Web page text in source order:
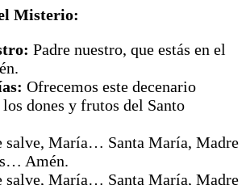
Misterio:
Padre nuestro, que estás en el
Ofrecemos este decenario
dones y frutos del Santo
salve, María… Santa María, Madre
Amén.
salve, María… Santa María, Madre